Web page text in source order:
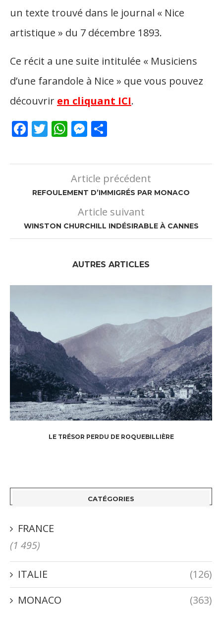
un texte trouvé dans le journal « Nice
artistique » du 7 décembre 1893.
Ce récit a une suite intitulée « Musiciens
d’une farandole à Nice » que vous pouvez
découvrir en cliquant ICI.
Facebook
Twitter
WhatsApp
Messenger
Article précédent
REFOULEMENT D’IMMIGRÉS PAR MONACO
Article suivant
WINSTON CHURCHILL INDÉSIRABLE À CANNES
AUTRES ARTICLES
LE TRÉSOR PERDU DE ROQUEBILLIÈRE
CATÉGORIES
FRANCE
(1 495)
ITALIE
(126)
MONACO
(363)